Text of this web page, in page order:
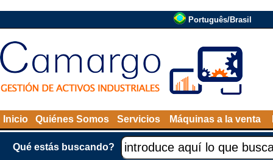
Português/Brasil
Inicio Quiénes Somos Servicios Máquinas a la venta
Qué estás buscando?